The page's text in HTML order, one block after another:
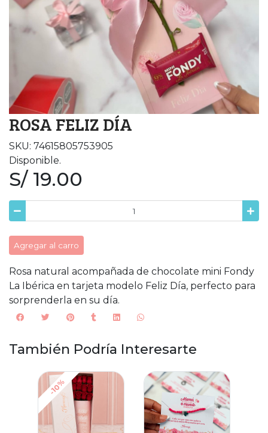
ROSA FELIZ DÍA
SKU: 74615805753905
Disponible.
S/ 19.00
Agregar al carro
Rosa natural acompañada de chocolate mini Fondy
La Ibérica en tarjeta modelo Feliz Día, perfecto para
sorprenderla en su día.
También Podría Interesarte
-10%